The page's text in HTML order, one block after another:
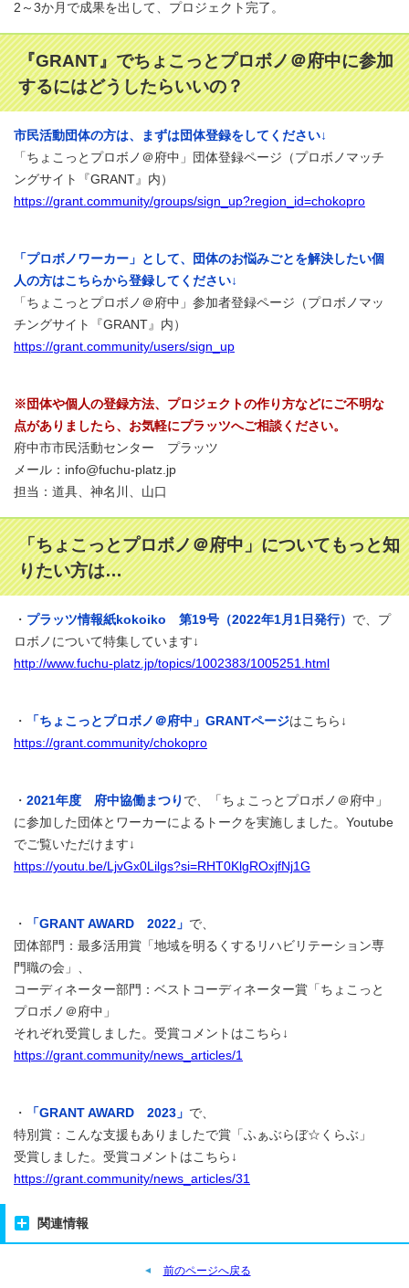
2～3か月で成果を出して、プロジェクト完了。
『GRANT』でちょこっとプロボノ＠府中に参加
するにはどうしたらいいの？
市民活動団体の方は、まずは団体登録をしてください↓
「ちょこっとプロボノ＠府中」団体登録ページ（プロボノマッチ
ングサイト『GRANT』内）
https://grant.community/groups/sign_up?region_id=chokopro
「プロボノワーカー」として、団体のお悩みごとを解決したい個
人の方はこちらから登録してください↓
「ちょこっとプロボノ＠府中」参加者登録ページ（プロボノマッ
チングサイト『GRANT』内）
https://grant.community/users/sign_up
※団体や個人の登録方法、プロジェクトの作り方などにご不明な
点がありましたら、お気軽にプラッツへご相談ください。
府中市市民活動センター プラッツ
メール：info@fuchu-platz.jp
担当：道具、神名川、山口
「ちょこっとプロボノ＠府中」についてもっと知
りたい方は…
・ プラッツ情報紙kokoiko 第19号（2022年1月1日発行） で、プ
ロボノについて特集しています↓
http://www.fuchu-platz.jp/topics/1002383/1005251.html
・ 「ちょこっとプロボノ＠府中」GRANTページはこちら↓
https://grant.community/chokopro
・ 2021年度 府中協働まつり で、「ちょこっとプロボノ＠府中」
に参加した団体とワーカーによるトークを実施しました。Youtube
でご覧いただけます↓
https://youtu.be/LjvGx0Lilgs?si=RHT0KlgROxjfNj1G
・ 「GRANT AWARD 2022」 で、
団体部門：最多活用賞「地域を明るくするリハビリテーション専
門職の会」、
コーディネーター部門：ベストコーディネーター賞「ちょこっと
プロボノ＠府中」
それぞれ受賞しました。受賞コメントはこちら↓
https://grant.community/news_articles/1
・ 「GRANT AWARD 2023」 で、
特別賞：こんな支援もありましたで賞「ふぁぶらぼ☆くらぶ」
受賞しました。受賞コメントはこちら↓
https://grant.community/news_articles/31
関連情報
前のページへ戻る